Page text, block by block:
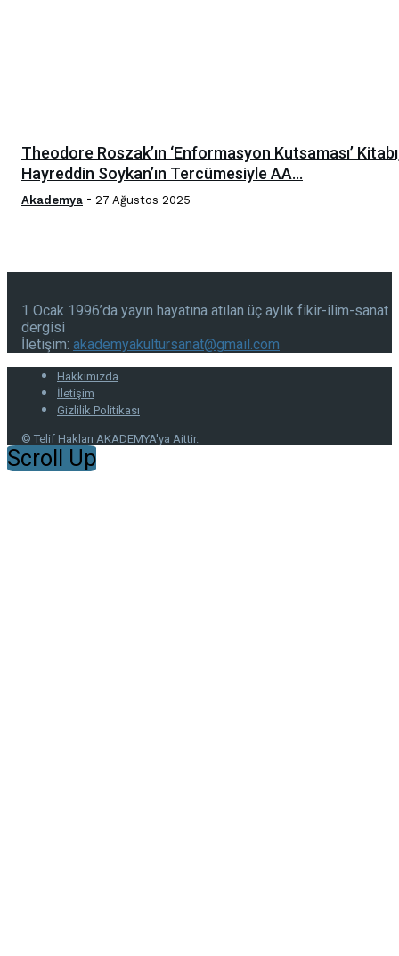
Theodore Roszak’ın ‘Enformasyon Kutsaması’
Hayreddin Soykan’ın Tercümesiyle AA...
Akademya - 27 Ağustos 2025
1 Ocak 1996’da yayın hayatına atılan üç aylık fikir-ilim-sanat
dergisi
İletişim: akademyakultursanat@gmail.com
Hakkımızda
İletişim
Gizlilik Politikası
© Telif Hakları AKADEMYA'ya Aittir.
Scroll Up